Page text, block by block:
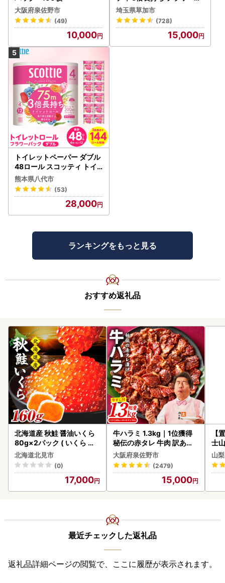
大阪府泉佐野市
(49)
10,000
ック 4ロール×6P
埼玉県草加市
(728)
15,000
トイレットペーパー ダブル
48ロール スコッティ トイ
レット
熊本県八代市
(53)
28,000
ランキングをもっと見る
おすすめ返礼品
北海道産 秋鮭 醤油いくら
80g×2パック ( いくら イ
クラ 魚卵 鮭 サケ さけ 鮭い
くら 醤油漬け パック 北海
道産 ふるさと納税 秋鮭 )【
北海道北見市
(0)
17,000
牛ハラミ 1.3kg｜1位獲得
秘伝の赤タレ 牛肉 訳あり
焼肉 BBQ
大阪府泉佐野市
(2479)
15,000
【
士
180
山
最近チェックした返礼品
返礼品詳細ページの閲覧で、ここに履歴が表示されます。